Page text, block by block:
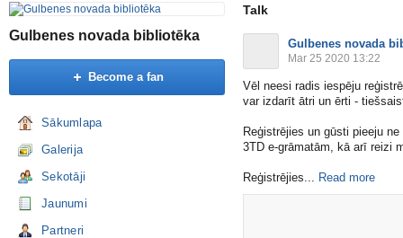
Gulbenes novada bibliotēka
Become a fan
Sākumlapa
Galerija
Sekotāji
Jaunumi
Partneri
Talk
Gulbenes novada
Mar 25 2020 13:22
Vēl neesi radis iespēju
var izdarīt ātri un ērti -
Reģistrējies un gūsti pieeju
3TD e-grāmatām, kā arī reizi
Reģistrējies​... Read more